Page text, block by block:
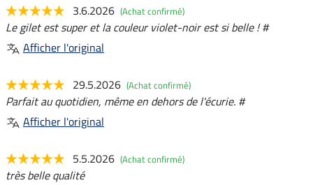
3.6.2026 (Achat confirmé)
Le gilet est super et la couleur violet-noir est si belle ! #
Afficher l'original
29.5.2026 (Achat confirmé)
Parfait au quotidien, même en dehors de l'écurie. #
Afficher l'original
5.5.2026 (Achat confirmé)
très belle qualité